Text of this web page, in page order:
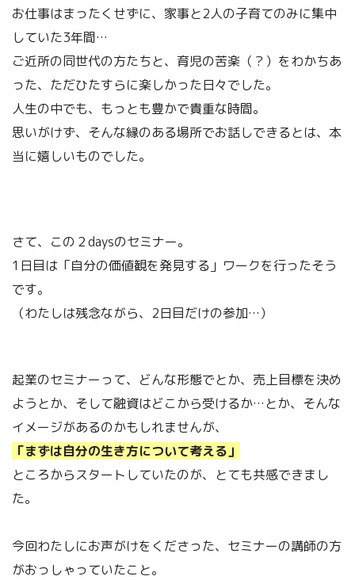
お仕事はまったくせずに、家事と2人の子育てのみに集中
していた3年間…
ご近所の同世代の方たちと、育児の苦楽（？）をわかちあ
った、ただひたすらに楽しかった日々でした。
人生の中でも、もっとも豊かで貴重な時間。
思いがけず、そんな縁のある場所でお話しできるとは、本
当に嬉しいものでした。
さて、この２daysのセミナー。
1日目は「自分の価値観を発見する」ワークを行ったそう
です。
（わたしは残念ながら、2日目だけの参加…）
起業のセミナーって、どんな形態でとか、売上目標を決め
ようとか、そして融資はどこから受けるか…とか、そんな
イメージがあるのかもしれませんが、
「まずは自分の生き方について考える」
ところからスタートしていたのが、とても共感できまし
た。
今回わたしにお声がけをくださった、セミナーの講師の方
がおっしゃっていたこと。